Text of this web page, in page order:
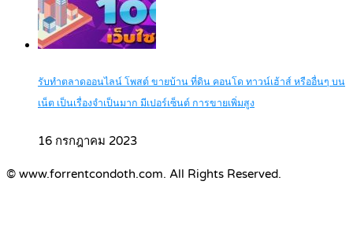
รับทำตลาดออนไลน์ โพสต์ ขายบ้าน ที่ดิน คอนโด ทาวน์เฮ้าส์ หรืออื่นๆ บน
เน็ต เป็นเรื่องจำเป็นมาก มีเปอร์เซ็นต์ การขายเพิ่มสูง
16 กรกฎาคม 2023
© www.forrentcondoth.com. All Rights Reserved.